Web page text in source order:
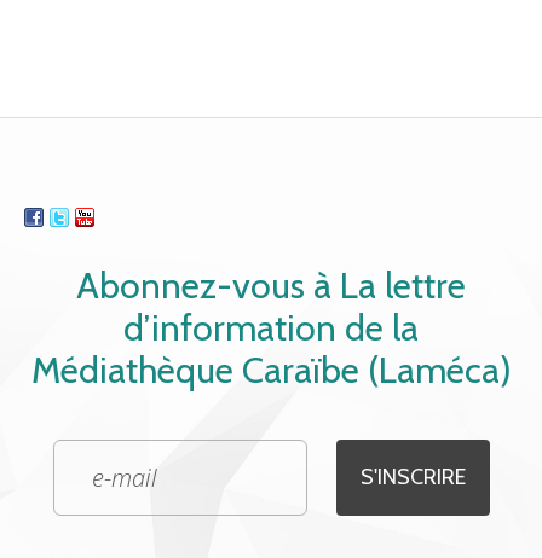
Abonnez-vous à La lettre
d’information de la
Médiathèque Caraïbe (Laméca)